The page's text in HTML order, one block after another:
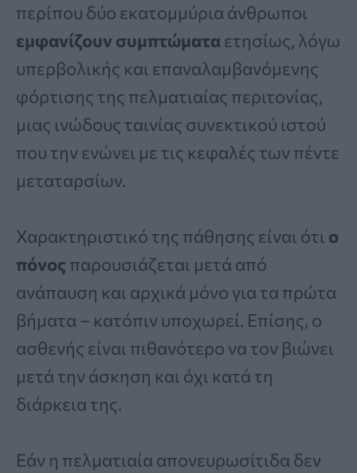
περίπου δύο εκατομμύρια άνθρωποι
εμφανίζουν συμπτώματα ετησίως, λόγω
υπερβολικής και επαναλαμβανόμενης
φόρτισης της πελματιαίας περιτονίας,
μιας ινώδους ταινίας συνεκτικού ιστού
που την ενώνει με τις κεφαλές των πέντε
μεταταρσίων.
Χαρακτηριστικό της πάθησης είναι ότι ο
πόνος παρουσιάζεται μετά από
ανάπαυση και αρχικά μόνο για τα πρώτα
βήματα – κατόπιν υποχωρεί. Επίσης, ο
ασθενής είναι πιθανότερο να τον βιώνει
μετά την άσκηση και όχι κατά τη
διάρκεια της.
Εάν η πελματιαία απονευρωσίτιδα δεν